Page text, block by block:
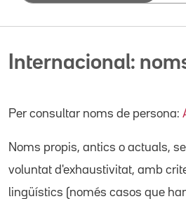
Internacional:
Per consultar noms de persona:
Noms propis, antics o actuals,
voluntat d'exhaustivitat, amb
lingüístics (només casos que